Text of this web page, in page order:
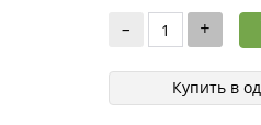
– +
Купить в